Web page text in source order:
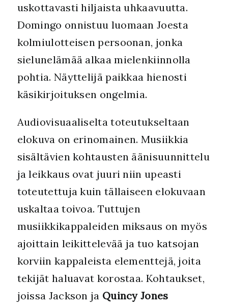
uskottavasti hiljaista uhkaavuutta.
Domingo onnistuu luomaan Joesta
kolmiulotteisen persoonan, jonka
sielunelämää alkaa mielenkiinnolla
pohtia. Näyttelijä paikkaa hienosti
käsikirjoituksen ongelmia.
Audiovisuaaliselta toteutukseltaan
elokuva on erinomainen. Musiikkia
sisältävien kohtausten äänisuunnittelu
ja leikkaus ovat juuri niin upeasti
toteutettuja kuin tällaiseen elokuvaan
uskaltaa toivoa. Tuttujen
musiikkikappaleiden miksaus on myös
ajoittain leikittelevää ja tuo katsojan
korviin kappaleista elementtejä, joita
tekijät haluavat korostaa. Kohtaukset,
joissa Jackson ja Quincy Jones